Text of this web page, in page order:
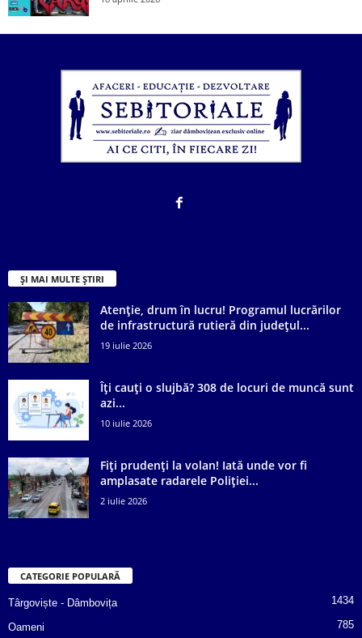
ȘI MAI MULTE ȘTIRI
Atenție, drum în lucru! Programul lucrărilor
de infrastructură rutieră din județul...
19 iulie 2026
Îți cauți o slujbă? 308 de locuri de muncă sunt
azi...
10 iulie 2026
Fiți prudenți la volan! Iată unde vor fi
amplasate radarele Poliției...
2 iulie 2026
CATEGORIE POPULARĂ
Târgoviște - Dâmbovița 1434
Oameni 785